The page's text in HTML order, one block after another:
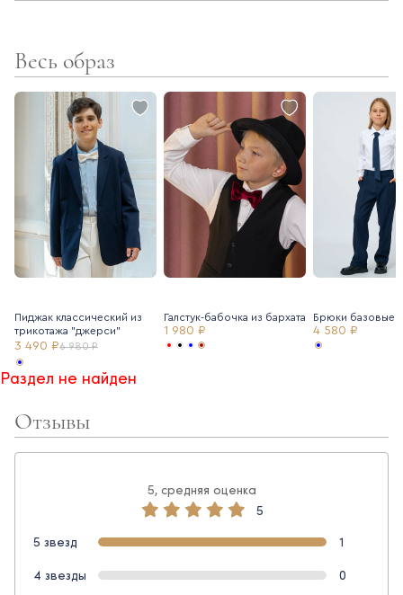
Весь образ
Пиджак классический из
трикотажа "джерси"
3 490 ₽6 980 ₽
Галстук-бабочка из бархата
1 980 ₽
Брюки базовые
4 580 ₽
Раздел не найден
Отзывы
5, средняя оценка
5
5 звезд
1
4 звезды
0